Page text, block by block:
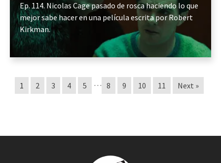
Ep. 114. Nicolas Cage pasado de rosca haciendo lo que
mejor sabe hacer en una película escrita por Robert
Kirkman.
1 2 3 4 5 … 8 9 10 11 Next »